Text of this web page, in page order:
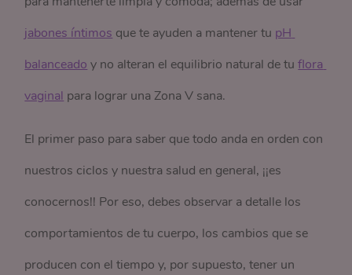
jabones íntimos que te ayuden a mantener tu pH
balanceado y no alteran el equilibrio natural de tuflora
vaginal para lograr una Zona V sana.
El primer paso para saber que todo anda en orden con
nuestros ciclos y nuestra salud en general, ¡¡es
conocernos!! Por eso, debes observar a detalle los
comportamientos de tu cuerpo, los cambios que se
producen con el tiempo y, por supuesto, tener un